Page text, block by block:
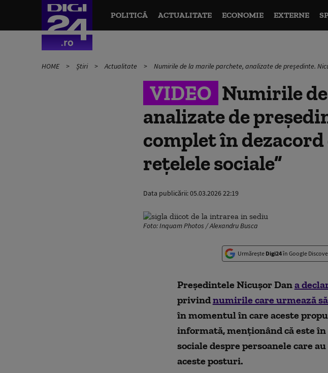
POLITICĂ ACTUALITATE ECONOMIE EXTERNE
HOME Știri Actualitate Numirile de la marile parchete, analizate de președinte.
VIDEO Numirile
analizate de
complet în dezacord
reţelele sociale”
Data publicării:05.03.2026 22:19
Foto: Inquam Photos / Alexandru Busca
Urmărește Digi24în Google
Preşedintele Nicuşor Dana
privindnumirile care urmează
în momentul în care aceste
informată, menţionând că este în
sociale despre persoanele care
aceste posturi.